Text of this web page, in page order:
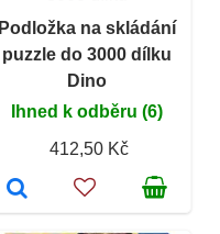
Podložka na skládání
puzzle do 3000 dílku
Dino
Ihned k odběru (6)
412,50 Kč